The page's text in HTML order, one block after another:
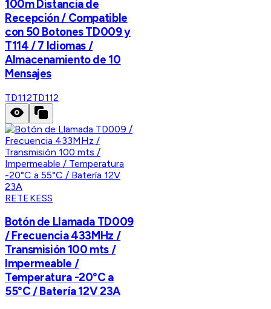
100m Distancia de
Recepción / Compatible
con 50 Botones TD009 y
T114 / 7 Idiomas /
Almacenamiento de 10
Mensajes
TD112TD112
RETEKESS
Botón de Llamada TD009
/ Frecuencia 433MHz /
Transmisión 100 mts /
Impermeable /
Temperatura -20°C a
55°C / Batería 12V 23A